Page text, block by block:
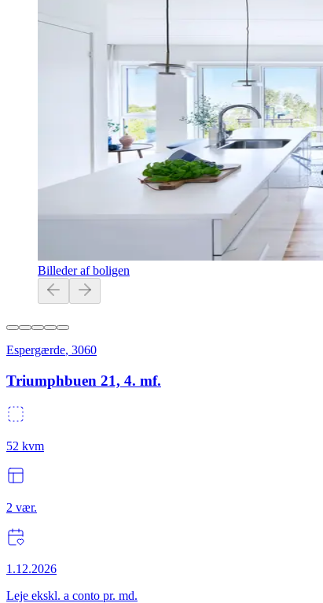
Billeder af boligen
Espergærde, 3060
Triumphbuen 21, 4. mf.
52 kvm
2 vær.
1.12.2026
Leje ekskl. a conto pr. md.